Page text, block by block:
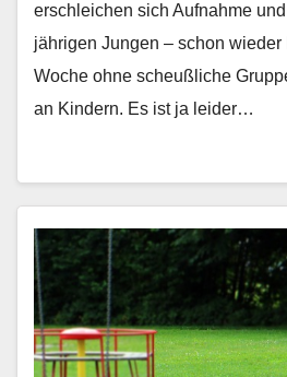
erschleichen sich Aufnahme
jährigen Jungen – schon
Woche ohne scheußliche
an Kindern. Es ist ja leider…